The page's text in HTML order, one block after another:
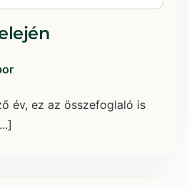
év, ez az összefoglaló is